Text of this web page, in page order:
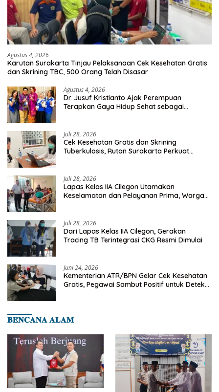
Agustus 4, 2026
Karutan Surakarta Tinjau Pelaksanaan Cek Kesehatan Gratis
dan Skrining TBC, 500 Orang Telah Disasar
Agustus 4, 2026
Dr. Jusuf Kristianto Ajak Perempuan
Terapkan Gaya Hidup Sehat sebagai
Juli 28, 2026
Cek Kesehatan Gratis dan Skrining
Tuberkulosis, Rutan Surakarta Perkuat
Juli 28, 2026
Lapas Kelas IIA Cilegon Utamakan
Keselamatan dan Pelayanan Prima, Warga
Juli 28, 2026
Dari Lapas Kelas IIA Cilegon, Gerakan
Tracing TB Terintegrasi CKG Resmi Dimulai
Juni 24, 2026
Kementerian ATR/BPN Gelar Cek Kesehatan
Gratis, Pegawai Sambut Positif untuk Deteksi
𝐁𝐄𝐍𝐂𝐀𝐍𝐀 𝐀𝐋𝐀𝐌